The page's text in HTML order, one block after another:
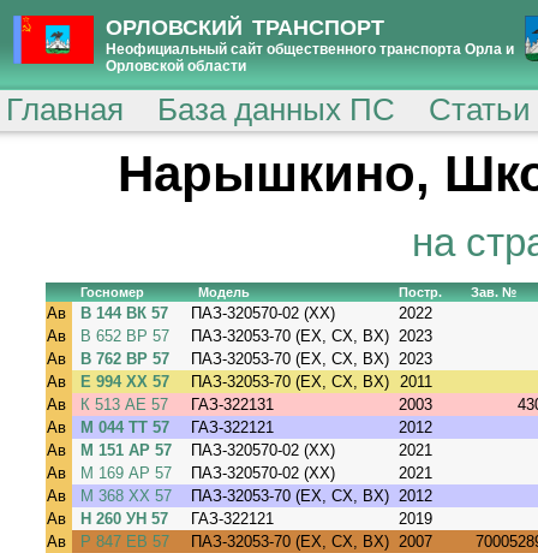
ОРЛОВСКИЙ ТРАНСПОРТ
Неофициальный сайт общественного транспорта Орла и
Орловской области
Главная База данных ПС
Нарышкино,
на
Госномер Модель Постр. Зав. №
Ав В 144 ВК 57 ПАЗ-320570-02 (XX)
2022
Ав
В 652 ВР 57 ПАЗ-32053-70 (EX, CX, BX)
2023
Ав
В 762 ВР 57 ПАЗ-32053-70 (EX, CX, BX)
2023
Ав
Е 994 ХХ 57 ПАЗ-32053-70 (EX, CX, BX)
2011
Ав
К 513 АЕ 57 ГАЗ-322131 2003
Ав
М 044 ТТ 57 ГАЗ-322121
2012
Ав
М 151 АР 57 ПАЗ-320570-02 (XX)
2021
Ав
М 169 АР 57 ПАЗ-320570-02 (XX)
2021
Ав
М 368 ХХ 57 ПАЗ-32053-70 (EX, CX, BX)
2012
Ав
Н 260 УН 57 ГАЗ-322121
2019
Ав
Р 847 ЕВ 57 ПАЗ-32053-70 (EX, CX, BX) 2007